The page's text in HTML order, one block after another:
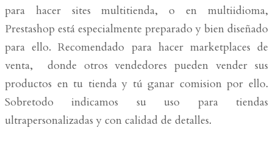
para hacer sites multitienda, o en multiidioma,
Prestashop está especialmente preparado y bien diseñado
para ello. Recomendado para hacer marketplaces de
venta, donde otros vendedores pueden vender sus
productos en tu tienda y tú ganar comision por ello.
Sobretodo indicamos su uso para tiendas
ultrapersonalizadas y con calidad de detalles.